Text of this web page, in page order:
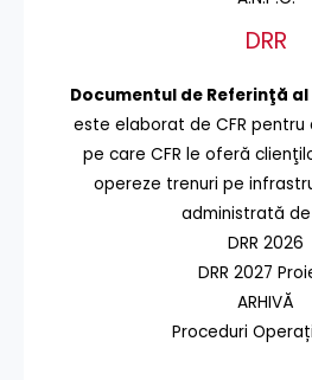
DRR
Documentul de Referinţă al
este elaborat de CFR pentru
pe care CFR le oferă
opereze trenuri pe
administrată de
DRR 2026
DRR 2027
ARHIVĂ
Proceduri